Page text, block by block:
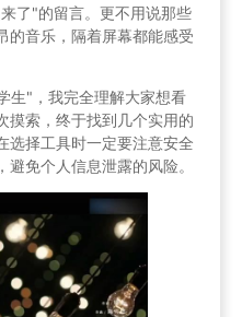
了"的留言。更不用说那些
的音乐，隔着屏幕都能感受
生"，我完全理解大家想看
摸索，终于找到几个实用的
选择工具时一定要注意安全
免个人信息泄露的风险。